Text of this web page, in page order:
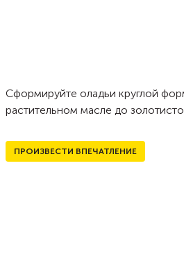
Сформируйте оладьи круглой
растительном масле до
ПРОИЗВЕСТИ ВПЕЧАТЛЕНИЕ